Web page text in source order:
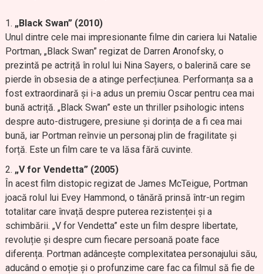
„Black Swan” (2010)
Unul dintre cele mai impresionante filme din cariera lui Natalie
Portman, „Black Swan” regizat de Darren Aronofsky, o
prezintă pe actriță în rolul lui Nina Sayers, o balerină care se
pierde în obsesia de a atinge perfecțiunea. Performanța sa a
fost extraordinară și i-a adus un premiu Oscar pentru cea mai
bună actriță. „Black Swan” este un thriller psihologic intens
despre auto-distrugere, presiune și dorința de a fi cea mai
bună, iar Portman reînvie un personaj plin de fragilitate și
forță. Este un film care te va lăsa fără cuvinte.
„V for Vendetta” (2005)
În acest film distopic regizat de James McTeigue, Portman
joacă rolul lui Evey Hammond, o tânără prinsă într-un regim
totalitar care învață despre puterea rezistenței și a
schimbării. „V for Vendetta” este un film despre libertate,
revoluție și despre cum fiecare persoană poate face
diferența. Portman adâncește complexitatea personajului său,
aducând o emoție și o profunzime care fac ca filmul să fie de